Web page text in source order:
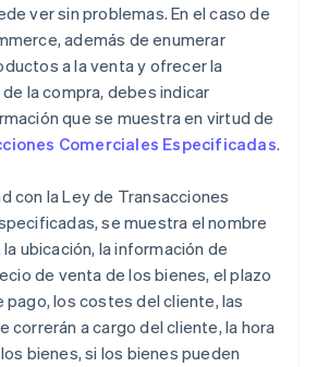
ver sin problemas. En el caso de
además de enumerar
a la venta y ofrecer la
la compra, debes indicar
que se muestra en virtud de
Comerciales Especificadas.
con la Ley de Transacciones
se muestra el nombre
ubicación, la información de
de venta de los bienes, el plazo
pago, los costes del cliente, las
correrán a cargo del cliente, la hora
bienes, si los bienes pueden